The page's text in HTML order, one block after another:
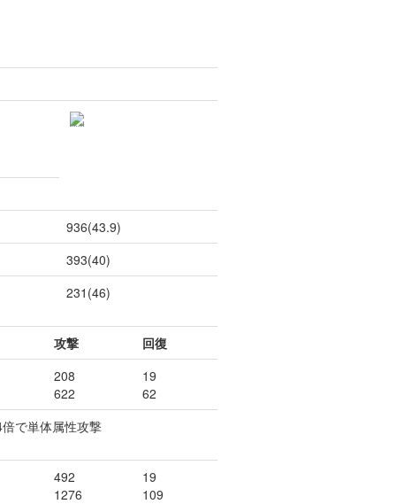
936(43.9)
393(40)
231(46)
攻撃
回復
208
622
19
62
で単体属性攻撃
492
1276
19
109